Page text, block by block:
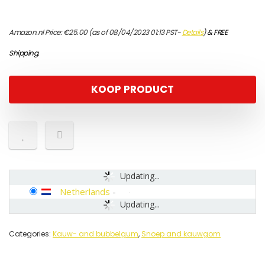
Amazon.nl Price:€25.00(as of 08/04/2023 01:13 PST-Details)&FREE
Shipping.
KOOP PRODUCT
Updating...
Updating...
Netherlands -
Categories: Kauw- and bubbelgum, Snoep and kauwgom